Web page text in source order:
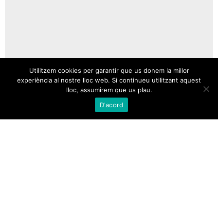
Utilitzem cookies per garantir que us donem la millor
experiència al nostre lloc web. Si continueu utilitzant aquest
lloc, assumirem que us plau.
D'acord